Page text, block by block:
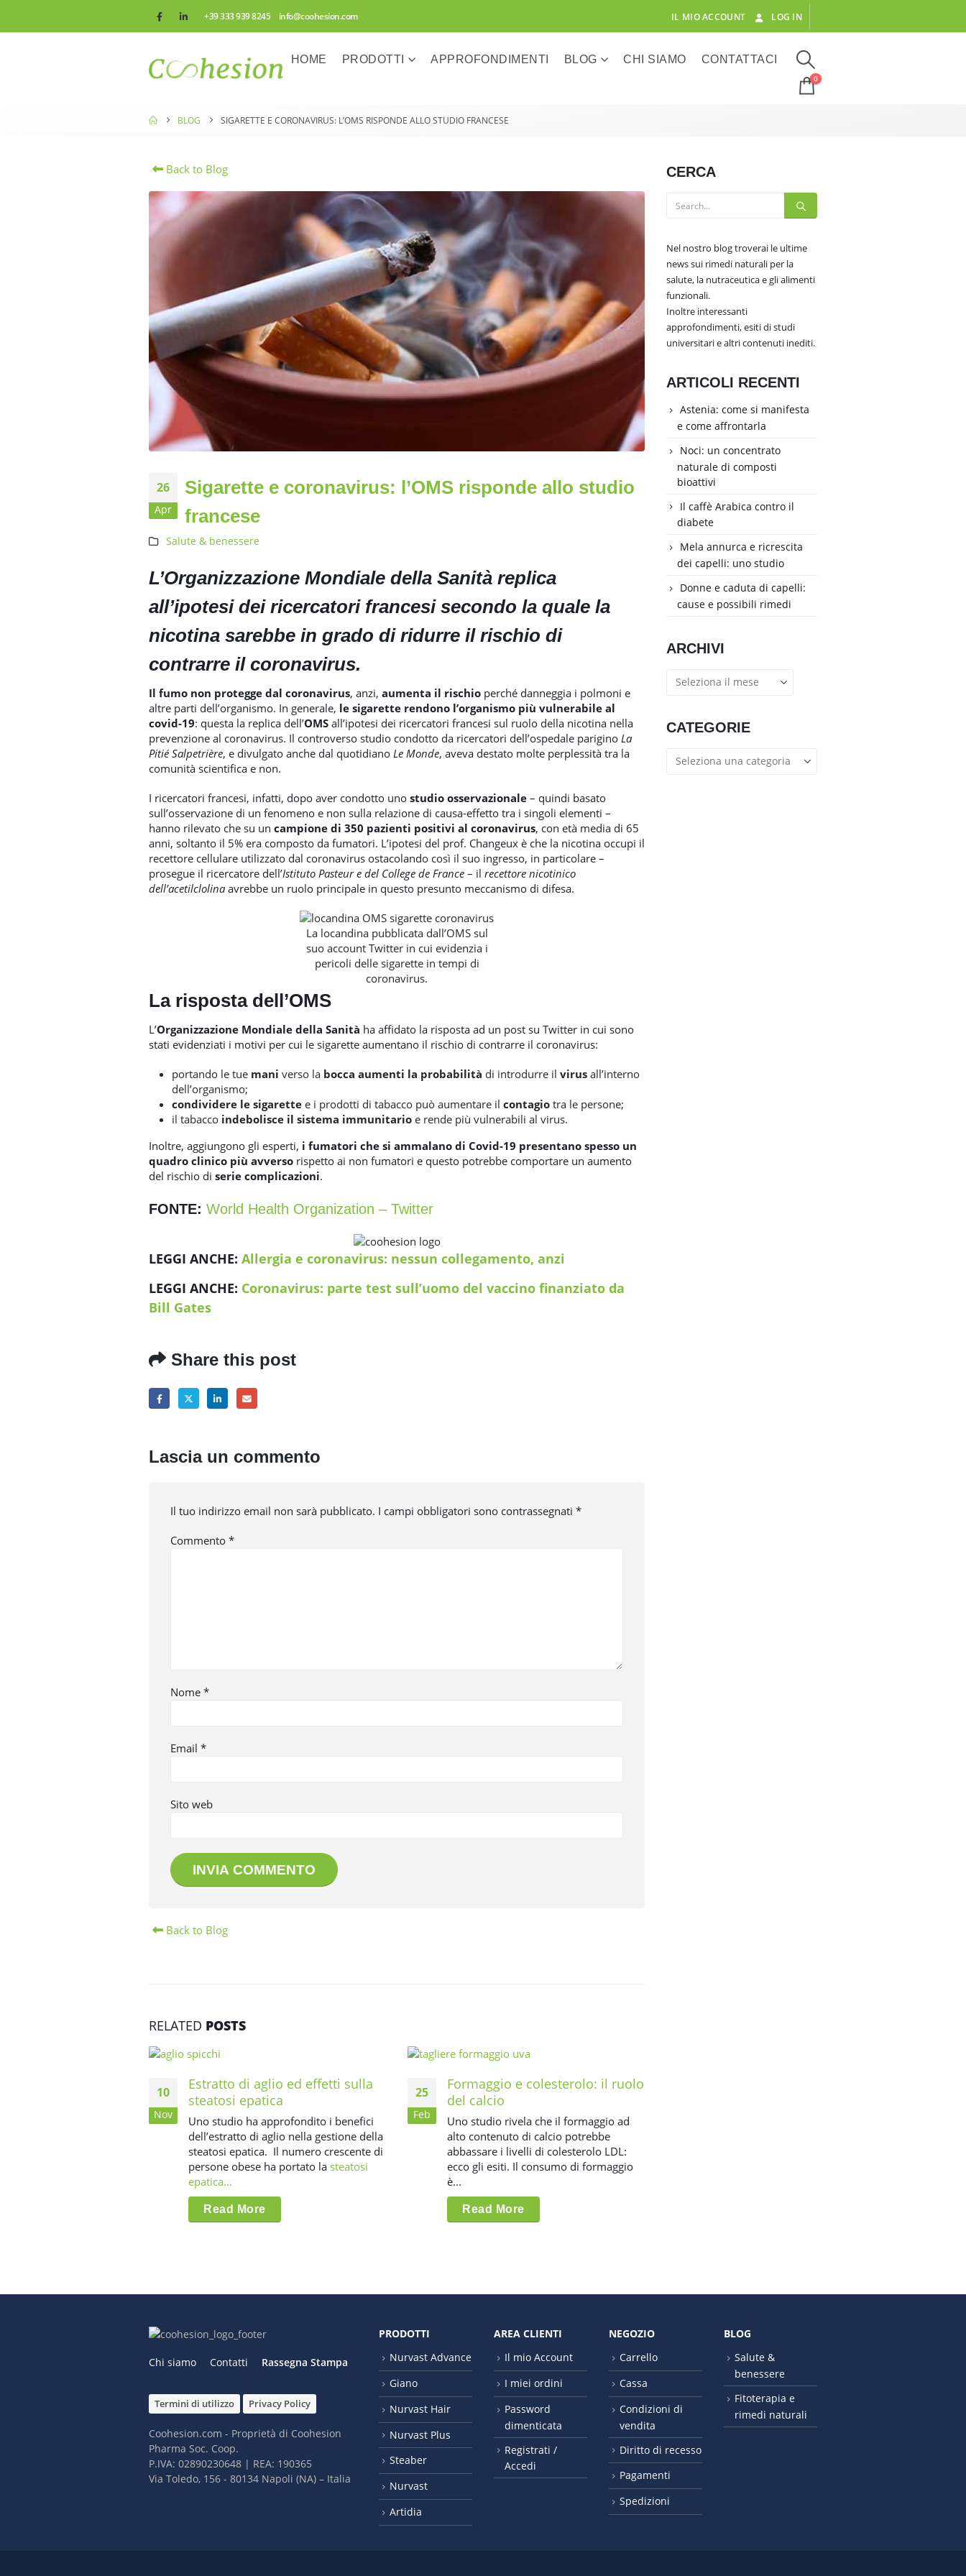
+39 333 939 8245 info@coohesion.com IL MIO ACCOUNT LOG IN
HOME PRODOTTI APPROFONDIMENTI BLOG CHI SIAMO CONTATTACI
0
BLOG SIGARETTE E CORONAVIRUS: L’OMS RISPONDE ALLO STUDIO FRANCESE
Back to Blog
26
Apr
Sigarette e coronavirus: l’OMS risponde allo studio
francese
Salute & benessere
L’Organizzazione Mondiale della Sanità replica
all’ipotesi dei ricercatori francesi secondo la quale la
nicotina sarebbe in grado di ridurre il rischio di
contrarre il coronavirus.
Il fumo non protegge dal coronavirus, anzi, aumenta il rischio perché danneggia i polmoni e
altre parti dell’organismo. In generale, le sigarette rendono l’organismo più vulnerabile al
covid-19: questa la replica dell’OMS all’ipotesi dei ricercatori francesi sul ruolo della nicotina nella
prevenzione al coronavirus. Il controverso studio condotto da ricercatori dell’ospedale parigino La
Pitié Salpetrière, e divulgato anche dal quotidiano Le Monde, aveva destato molte perplessità tra la
comunità scientifica e non.
I ricercatori francesi, infatti, dopo aver condotto uno studio osservazionale – quindi basato
sull’osservazione di un fenomeno e non sulla relazione di causa-effetto tra i singoli elementi –
hanno rilevato che su un campione di 350 pazienti positivi al coronavirus, con età media di 65
anni, soltanto il 5% era composto da fumatori. L’ipotesi del prof. Changeux è che la nicotina occupi il
recettore cellulare utilizzato dal coronavirus ostacolando così il suo ingresso, in particolare –
prosegue il ricercatore dell’Istituto Pasteur e del College de France – il recettore nicotinico
dell’acetilclolina avrebbe un ruolo principale in questo presunto meccanismo di difesa.
La locandina pubblicata dall’OMS sul
suo account Twitter in cui evidenzia i
pericoli delle sigarette in tempi di
coronavirus.
La risposta dell’OMS
L’Organizzazione Mondiale della Sanità ha affidato la risposta ad un post su Twitter in cui sono
stati evidenziati i motivi per cui le sigarette aumentano il rischio di contrarre il coronavirus:
portando le tue mani verso la bocca aumenti la probabilità di introdurre il virus all’interno
dell’organismo;
condividere le sigarette e i prodotti di tabacco può aumentare il contagio tra le persone;
il tabacco indebolisce il sistema immunitario e rende più vulnerabili al virus.
Inoltre, aggiungono gli esperti, i fumatori che si ammalano di Covid-19 presentano spesso un
quadro clinico più avverso rispetto ai non fumatori e questo potrebbe comportare un aumento
del rischio di serie complicazioni.
FONTE: World Health Organization – Twitter
LEGGI ANCHE: Allergia e coronavirus: nessun collegamento, anzi
LEGGI ANCHE: Coronavirus: parte test sull’uomo del vaccino finanziato da
Bill Gates
Share this post
Lascia un commento
Il tuo indirizzo email non sarà pubblicato. I campi obbligatori sono contrassegnati *
Commento *
Nome *
Email *
Sito web
Back to Blog
RELATED POSTS
10
Nov
Estratto di aglio ed effetti sulla
steatosi epatica
Uno studio ha approfondito i benefici
dell’estratto di aglio nella gestione della
steatosi epatica. Il numero crescente di
persone obese ha portato la steatosi
epatica...
Read More
25
Feb
Formaggio e colesterolo: il ruolo
del calcio
Uno studio rivela che il formaggio ad
alto contenuto di calcio potrebbe
abbassare i livelli di colesterolo LDL:
ecco gli esiti. Il consumo di formaggio
è...
Read More
CERCA
Nel nostro blog troverai le ultime
news sui rimedi naturali per la
salute, la nutraceutica e gli alimenti
funzionali.
Inoltre interessanti
approfondimenti, esiti di studi
universitari e altri contenuti inediti.
ARTICOLI RECENTI
Astenia: come si manifesta
e come affrontarla
Noci: un concentrato
naturale di composti
bioattivi
Il caffè Arabica contro il
diabete
Mela annurca e ricrescita
dei capelli: uno studio
Donne e caduta di capelli:
cause e possibili rimedi
ARCHIVI
Archivi
CATEGORIE
Categorie
Chi siamo Contatti Rassegna Stampa
Termini di utilizzo Privacy Policy
Coohesion.com - Proprietà di Coohesion
Pharma Soc. Coop.
P.IVA: 02890230648 | REA: 190365
Via Toledo, 156 - 80134 Napoli (NA) – It​alia
PRODOTTI
Nurvast Advance
Giano
Nurvast Hair
Nurvast Plus
Steaber
Nurvast
Artidia
AREA CLIENTI
Il mio Account
I miei ordini
Password
dimenticata
Registrati /
Accedi
NEGOZIO
Carrello
Cassa
Condizioni di
vendita
Diritto di recesso
Pagamenti
Spedizioni
BLOG
Salute &
benessere
Fitoterapia e
rimedi naturali